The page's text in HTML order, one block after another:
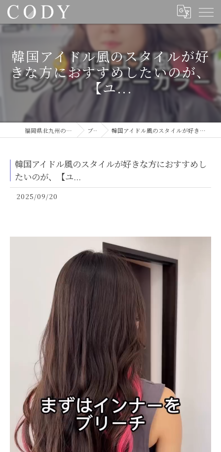
韓国アイドル風のスタイルが好
きな方におすすめしたいのが、
【ユ...
福岡県北九州の美容室ならCODY ブログ 韓国アイドル風のスタイルが好きな方におすすめしたいのが、【ユ...
韓国アイドル風のスタイルが好きな方におすすめし
たいのが、【ユ...
2025/09/20